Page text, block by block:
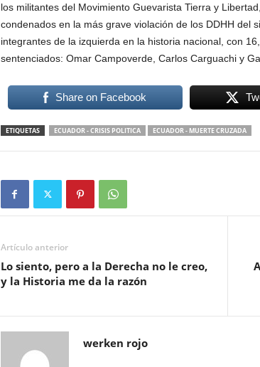
los militantes del Movimiento Guevarista Tierra y
condenados en la más grave violación de los DDHH del
integrantes de la izquierda en la historia nacional, con
sentenciados: Omar Campoverde, Carlos Carguachi y
Share on Facebook
ETIQUETAS ECUADOR - CRISIS POLITICA ECUADOR - MUERTE CRUZADA
Artículo anterior
Lo siento, pero a la Derecha no le creo,
y la Historia me da la razón
werken rojo